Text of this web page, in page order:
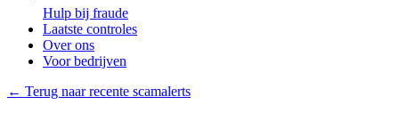
Hulp bij fraude
Laatste controles
Over ons
Voor bedrijven
← Terug naar recente scamalerts